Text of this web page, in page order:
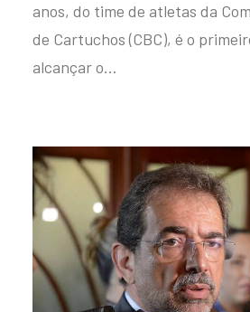
anos, do time de atletas da
de Cartuchos (CBC), é o
alcançar o…